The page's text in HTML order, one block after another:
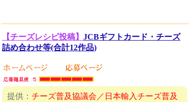
【チーズレシピ投稿】 JCBギフトカード・チーズ
詰め合わせ等(合計12作品)
提供： チーズ普及協議会／日本輸入チーズ普及